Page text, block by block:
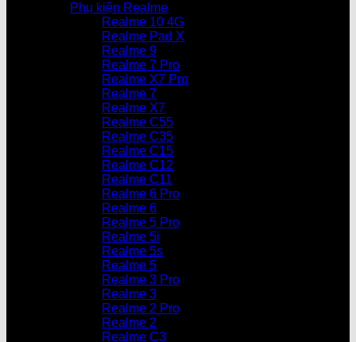
Phụ kiện Realme
Realme 10 4G
Realme Pad X
Realme 9
Realme 7 Pro
Realme X7 Pro
Realme 7
Realme X7
Realme C55
Realme C35
Realme C15
Realme C12
Realme C11
Realme 6 Pro
Realme 6
Realme 5 Pro
Realme 5i
Realme 5s
Realme 5
Realme 3 Pro
Realme 3
Realme 2 Pro
Realme 2
Realme C3